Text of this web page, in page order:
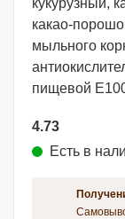
какао-
мыльного
пищевой
4.73
Есть в